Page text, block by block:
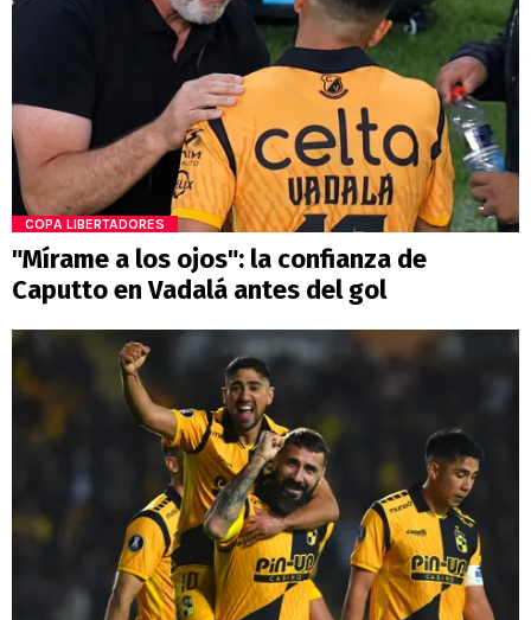
COPA LIBERTADORES
"Mírame a los ojos": la confianza de
Caputto en Vadalá antes del gol